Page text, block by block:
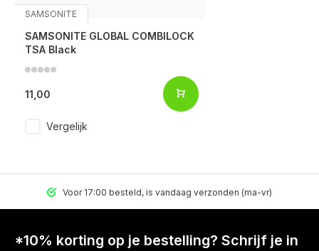
SAMSONITE
SAMSONITE GLOBAL COMBILOCK
TSA Black
11,00
Vergelijk
Voor 17:00 besteld, is vandaag verzonden (ma-vr)
*10% korting op je bestelling? Schrijf je in